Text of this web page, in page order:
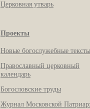
Церковная утварь
Проекты
Новые богослужебные тексты
Православный церковный
календарь
Богословские труды
Журнал Московской